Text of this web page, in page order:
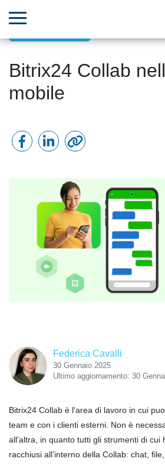
Bitrix24 Collab
mobile
Federica Cavalli
30 Gennaio 2025
Ultimo aggiornamento: 30
Bitrix24 Collab è l'area di lavoro in cui
team e con i clienti esterni. Non è
all’altra, in quanto tutti gli strumenti di cui
racchiusi all’interno della Collab: chat,